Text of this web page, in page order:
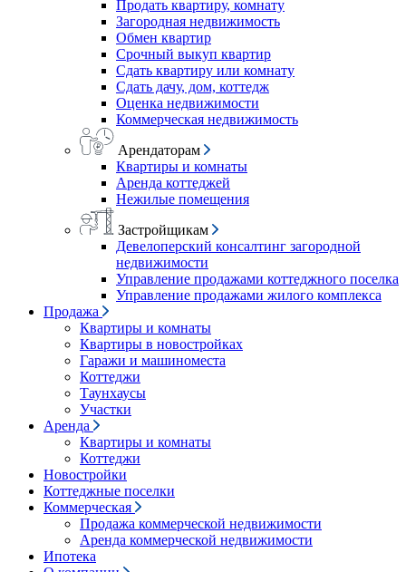
Продать квартиру, комнату
Загородная недвижимость
Обмен квартир
Срочный выкуп квартир
Сдать квартиру или комнату
Сдать дачу, дом, коттедж
Оценка недвижимости
Коммерческая недвижимость
Арендаторам
Квартиры и комнаты
Аренда коттеджей
Нежилые помещения
Застройщикам
Девелоперский консалтинг загородной
недвижимости
Управление продажами коттеджного поселка
Управление продажами жилого комплекса
Продажа
Квартиры и комнаты
Квартиры в новостройках
Гаражи и машиноместа
Коттеджи
Таунхаусы
Участки
Аренда
Квартиры и комнаты
Коттеджи
Новостройки
Коттеджные поселки
Коммерческая
Продажа коммерческой недвижимости
Аренда коммерческой недвижимости
Ипотека